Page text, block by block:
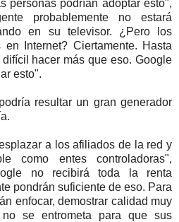
personas podrían adoptar esto",
probablemente no estará
en su televisor. ¿Pero los
Internet? Ciertamente. Hasta
hacer más que eso. Google
esto".
resultar un gran generador
a los afiliados de la red y
como entes controladoras",
no recibirá toda la renta
pondrán suficiente de eso. Para
enfocar, demostrar calidad muy
se entrometa para que sus